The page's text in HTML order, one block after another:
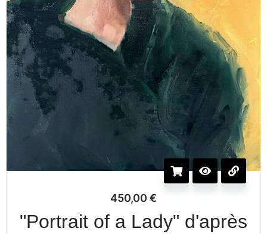
450,00 €
"Portrait of a Lady" d'après